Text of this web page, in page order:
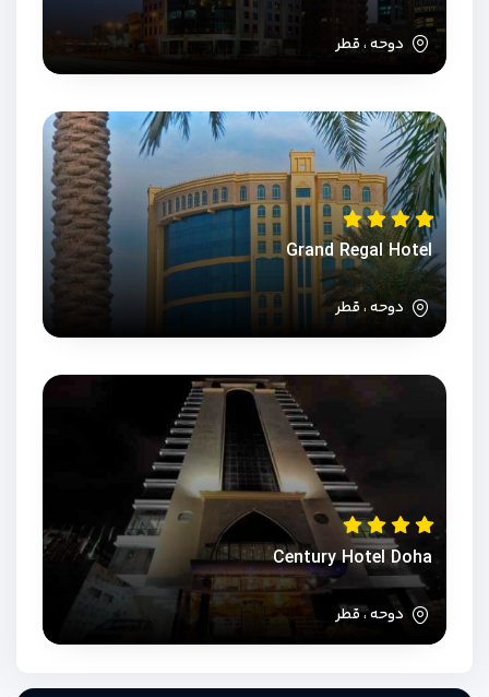
دوحه ، قطر
Grand Regal Hotel
دوحه ، قطر
Century Hotel Doha
دوحه ، قطر